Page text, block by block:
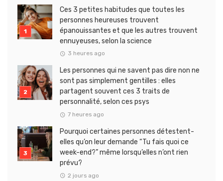
Ces 3 petites habitudes que toutes les
personnes heureuses trouvent
épanouissantes et que les autres trouvent
ennuyeuses, selon la science
3 heures ago
Les personnes qui ne savent pas dire non ne
sont pas simplement gentilles : elles
partagent souvent ces 3 traits de
personnalité, selon ces psys
7 heures ago
Pourquoi certaines personnes détestent-
elles qu’on leur demande “Tu fais quoi ce
week-end?” même lorsqu’elles n’ont rien
prévu?
2 jours ago